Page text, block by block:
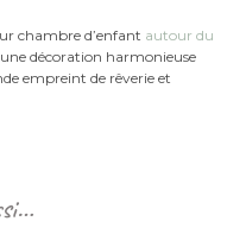
chambre d’enfant autour du
une décoration harmonieuse
empreint de rêverie et